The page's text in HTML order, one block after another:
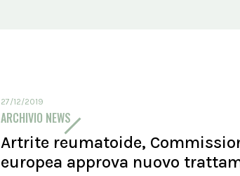
27/12/2019
ARCHIVIO NEWS
Artrite reumatoide,
europea approva nuovo